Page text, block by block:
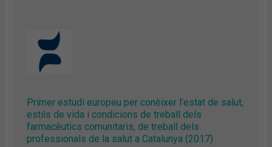
Primer estudi europeu per conèixer l’estat de salut,
estils de vida i condicions de treball dels
farmacèutics comunitaris, de treball dels
professionals de la salut a Catalunya (2017)